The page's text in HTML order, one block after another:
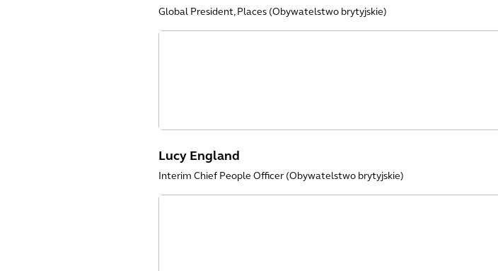
Global President, Places (Obywatelstwo brytyjskie)
Lucy England
Interim Chief People Officer (Obywatelstwo brytyjskie)